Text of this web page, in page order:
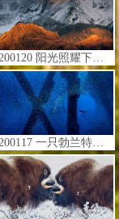
200120 阳光照耀下的火山岩山脊，冰岛埃亚菲亚德拉冰盖 (© Erlend Haarberg/Minden Pictures)
一只勃兰特鸬鹚在洛杉矶海岸石油钻塔下的一群太平洋鲭鱼中觅食，加利福尼亚 (© Alex Mustard/Minden Pictures)